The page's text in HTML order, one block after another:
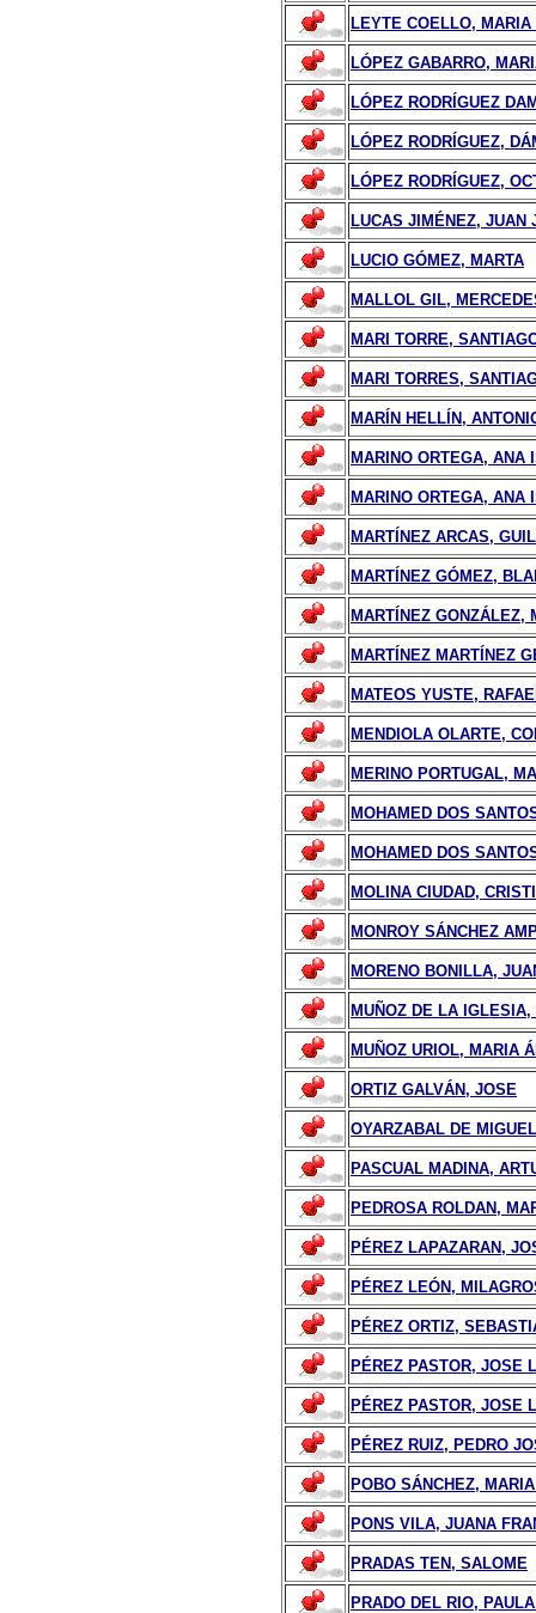
LEYTE COELLO, MARIA
LÓPEZ GABARRO,
LÓPEZ RODRÍGUEZ
LÓPEZ RODRÍGUEZ,
LÓPEZ RODRÍGUEZ,
LUCAS JIMÉNEZ, JUAN
LUCIO GÓMEZ, MARTA
MALLOL GIL,
MARI TORRE,
MARI TORRES,
MARÍN HELLÍN,
MARINO ORTEGA, ANA
MARINO ORTEGA, ANA
MARTÍNEZ ARCAS,
MARTÍNEZ GÓMEZ,
MARTÍNEZ GONZÁLEZ,
MARTÍNEZ MARTÍNEZ
MATEOS YUSTE,
MENDIOLA OLARTE,
MERINO PORTUGAL,
MOHAMED DOS
MOHAMED DOS
MOLINA CIUDAD,
MONROY SÁNCHEZ
MORENO BONILLA,
MUÑOZ DE LA IGLESIA,
MUÑOZ URIOL, MARIA
ORTIZ GALVÁN, JOSE
OYARZABAL DE
PASCUAL MADINA,
PEDROSA ROLDAN,
PÉREZ LAPAZARAN,
PÉREZ LEÓN,
PÉREZ ORTIZ,
PÉREZ PASTOR, JOSE
PÉREZ PASTOR, JOSE
PÉREZ RUIZ, PEDRO
POBO SÁNCHEZ,
PONS VILA, JUANA
PRADAS TEN, SALOME
PRADO DEL RIO,